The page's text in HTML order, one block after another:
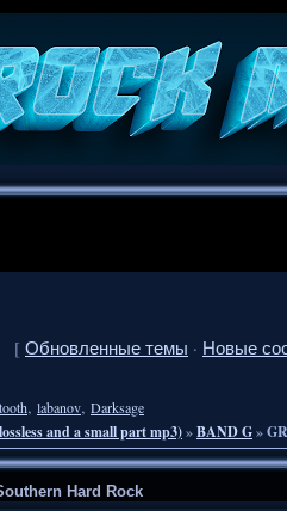
[ Обновленные темы · Новые
, labanov, Darksage
and a small part mp3)»BAND G»
Hard Rock